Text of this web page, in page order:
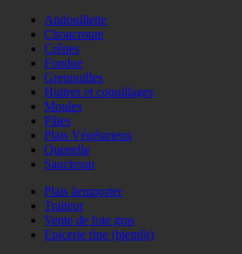
Andouillette
Choucroute
Crêpes
Fondue
Grenouilles
Huitres et coquillages
Moules
Pâtes
Plats Végétariens
Quenelle
Saucisson
Plats àemporter
Traiteur
Vente de foie gras
Epicerie fine (bientôt)